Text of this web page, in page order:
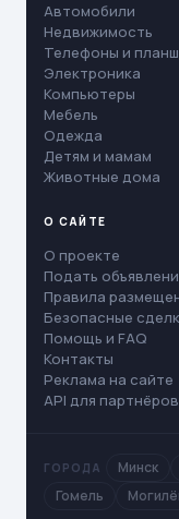
Автомобили
Недвижимость
Телефоны и
Электроника
Компьютеры
Мебель
Одежда
Детям и мамам
Животные дома
О САЙТЕ
О проекте
Подать
Правила
Безопасные
Помощь и FAQ
Контакты
Реклама на сайте
API для партнёров
ГОРОДА Минск
Гомель